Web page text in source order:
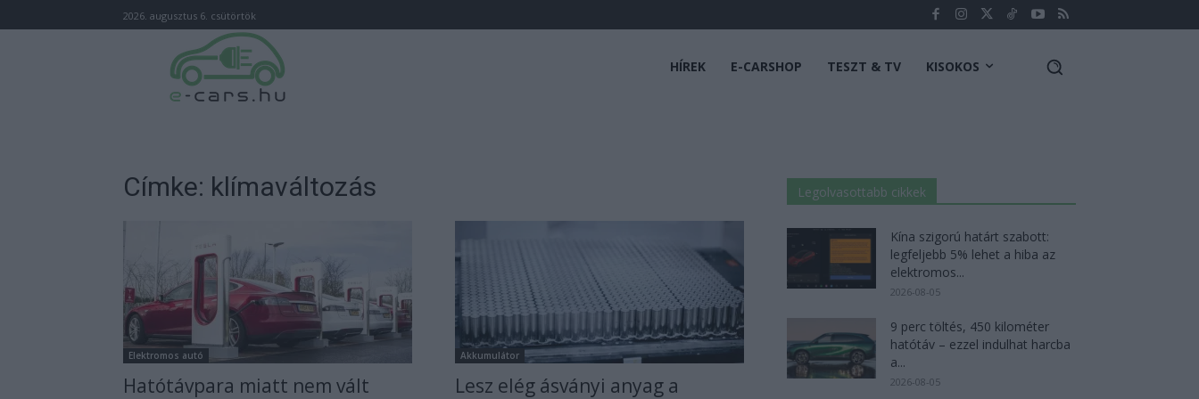
2026. augusztus 6. csütörtök
HÍREK E-CARSHOP TESZT & TV KISOKOS
Címke: klímaváltozás
Elektromos autó
Hatótávpara miatt nem vált
Akkumulátor
Lesz elég ásványi anyag a
Legolvasottabb cikkek
Kína szigorú határt szabott:
legfeljebb 5% lehet a hiba az
elektromos...
2026-08-05
9 perc töltés, 450 kilométer
hatótáv – ezzel indulhat harcba
a...
2026-08-05